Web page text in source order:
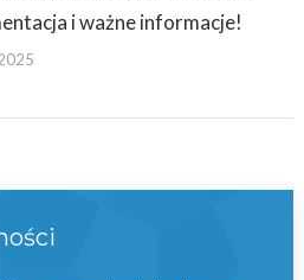
i ważne informacje!